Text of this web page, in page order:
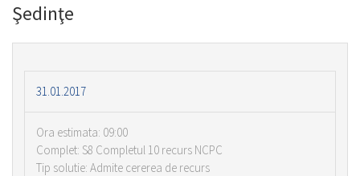
Şedinţe
31.01.2017
Ora estimata: 09:00
Complet: S8 Completul 10 recurs NCPC
Tip solutie: Admite cererea de recurs